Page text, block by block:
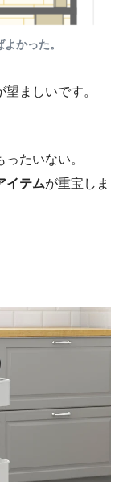
かった。
ましいです。
たいない。
イテムが重宝しま